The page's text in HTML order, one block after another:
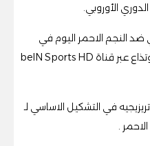
الأوروبي.
ضد النجم الاحمر اليوم في
تمام الساعة السابعة إلا ربع مساءً وتذاع عبر قناة beIN Sports HD
في التشكيل الاساسي لـ
.